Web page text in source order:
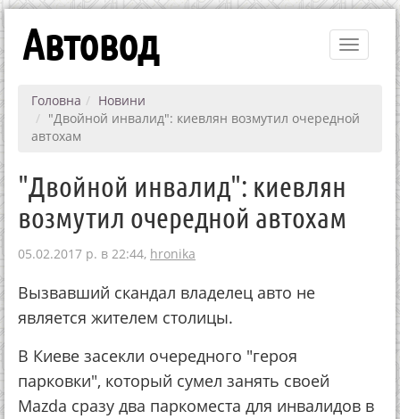
Toggle
Автовод
Головна
Новини
"Двойной инвалид": киевлян возмутил очередной
автохам
"Двойной инвалид": киевлян
возмутил очередной автохам
05.02.2017 р. в 22:44, hronika
Вызвавший скандал владелец авто не
является жителем столицы.
В Киеве засекли очередного "героя
парковки", который сумел занять своей
Mazda сразу два паркоместа для инвалидов в